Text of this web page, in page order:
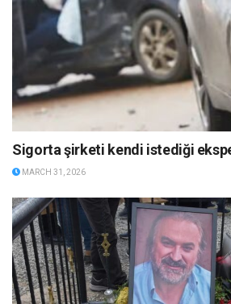
Sigorta şirketi kendi istediği
MARCH 31, 2026